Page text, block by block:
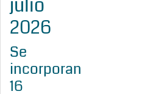
julio
2026
Se
incorporan
16